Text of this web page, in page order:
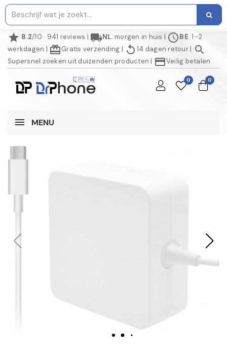
star 8.2/10 · 941 reviews | local_shippingNL: morgen in huis | scheduleBE: 1–2
werkdagen | redeemGratis verzending | replay 14 dagen retour| search
Supersnel zoeken uit duizenden producten | credit_cardVeilig betalen
0 0
MENU
NIET OP VOORRAAD